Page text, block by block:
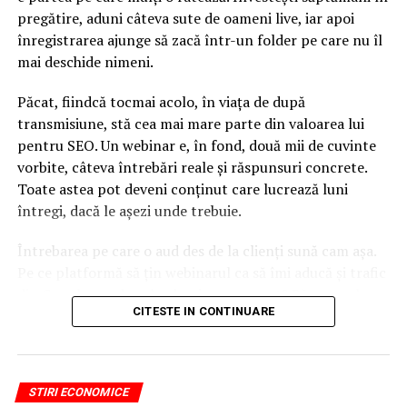
NU RATATI
Locuința ți-a fost afectată de inundații? Vezi ce trebuie
să faci pentru a primi despăgubire
pregătire, aduni câteva sute de oameni live, iar apoi
înregistrarea ajunge să zacă într-un folder pe care nu îl
mai deschide nimeni.
Păcat, fiindcă tocmai acolo, în viața de după
transmisiune, stă cea mai mare parte din valoarea lui
pentru SEO. Un webinar e, în fond, două mii de cuvinte
vorbite, câteva întrebări reale și răspunsuri concrete.
Toate astea pot deveni conținut care lucrează luni
întregi, dacă le așezi unde trebuie.
Întrebarea pe care o aud des de la clienți sună cam așa.
din Google, nu doar lead-uri pe moment? Răspunsul
scurt e că platforma contează, dar nu în felul în care
Nu cel mai tare software câștigă, ci acela care îți lasă
conținutul liber, indexabil și ușor de reutilizat. Hai să o
CITESTE IN CONTINUARE
STIRI ECONOMICE